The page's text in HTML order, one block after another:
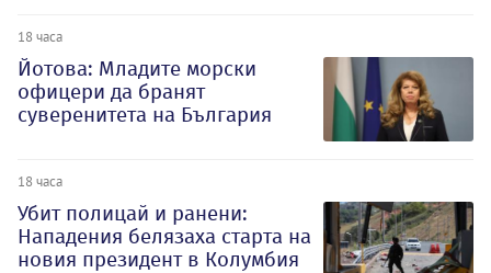
18 часа
Йотова: Младите морски
офицери да бранят
суверенитета на България
18 часа
Убит полицай и ранени:
Нападения белязаха старта на
новия президент в Колумбия